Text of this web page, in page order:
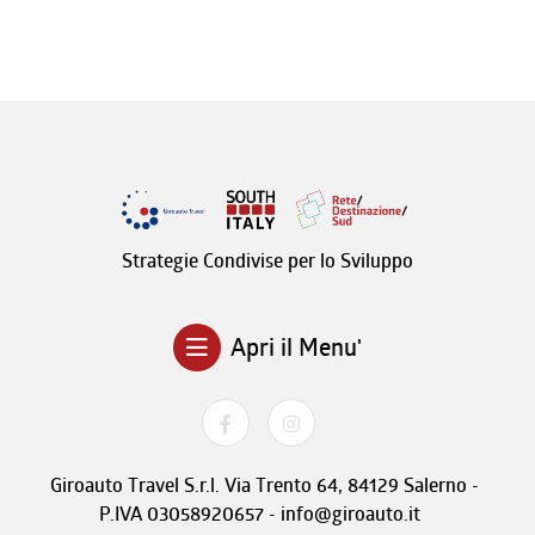
Strategie Condivise per lo Sviluppo
Apri il Menu'
Giroauto Travel S.r.l. Via Trento 64, 84129 Salerno -
P.IVA 03058920657 - info@giroauto.it